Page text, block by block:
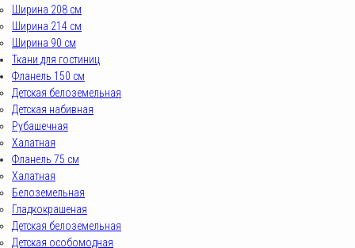
Ширина 208 см
Ширина 214 см
Ширина 90 см
Ткани для гостиниц
Фланель 150 см
Детская белоземельная
Детская набивная
Рубашечная
Халатная
Фланель 75 см
Халатная
Белоземельная
Гладкокрашеная
Детская белоземельная
Детская особомодная